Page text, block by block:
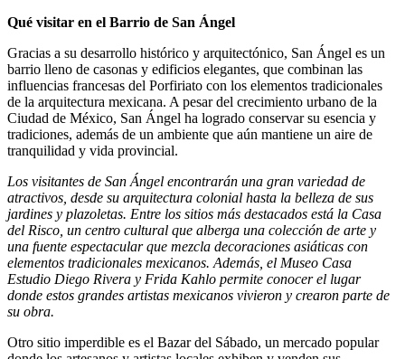
Qué visitar en el Barrio de San Ángel
Gracias a su desarrollo histórico y arquitectónico, San Ángel es un
barrio lleno de casonas y edificios elegantes, que combinan las
influencias francesas del Porfiriato con los elementos tradicionales
de la arquitectura mexicana. A pesar del crecimiento urbano de la
Ciudad de México, San Ángel ha logrado conservar su esencia y
tradiciones, además de un ambiente que aún mantiene un aire de
tranquilidad y vida provincial.
Los visitantes de San Ángel encontrarán una gran variedad de
atractivos, desde su arquitectura colonial hasta la belleza de sus
jardines y plazoletas. Entre los sitios más destacados está la Casa
del Risco, un centro cultural que alberga una colección de arte y
una fuente espectacular que mezcla decoraciones asiáticas con
elementos tradicionales mexicanos. Además, el Museo Casa
Estudio Diego Rivera y Frida Kahlo permite conocer el lugar
donde estos grandes artistas mexicanos vivieron y crearon parte de
su obra.
Otro sitio imperdible es el Bazar del Sábado, un mercado popular